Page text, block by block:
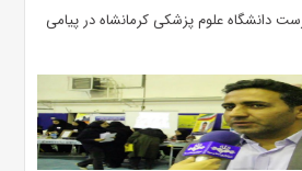
دانشگاه علوم پزشکی کرمانشاه در پیامی